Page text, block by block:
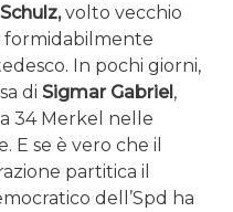
volto vecchio
formidabilmente
In pochi giorni,
di Sigmar Gabriel,
34 Merkel nelle
E se è vero che il
partitica il
dell’Spd ha